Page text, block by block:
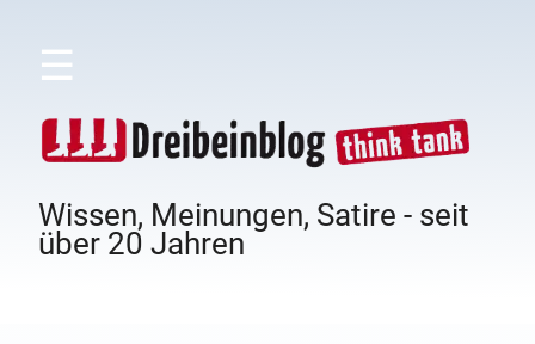
☰
Wissen, Meinungen, Satire - seit
über 20 Jahren